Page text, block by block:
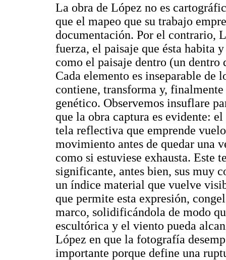
La obra de López no es
que el mapeo que su trabajo
documentación. Por el contrario,
fuerza, el paisaje que ésta habita
como el paisaje dentro (un dentro
Cada elemento es inseparable de
contiene, transforma y, finalmente
genético. Observemos insuflare
que la obra captura es evidente:
tela reflectiva que emprende
movimiento antes de quedar una
como si estuviese exhausta. Este
significante, antes bien, sus muy
un índice material que vuelve
que permite esta expresión,
marco, solidificándola de modo
escultórica y el viento pueda
López en que la fotografía
importante porque define una